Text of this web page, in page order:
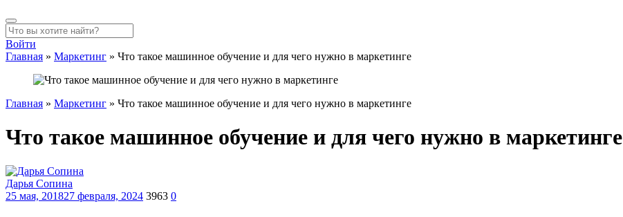
Войти
Главная » Маркетинг » Что такое машинное обучение и для чего нужно в маркетинге
Главная » Маркетинг » Что такое машинное обучение и для чего нужно в маркетинге
Что такое машинное обучение и для чего нужно в маркетинге
Дарья Сопина
25 мая, 201827 февраля, 2024 3963 0